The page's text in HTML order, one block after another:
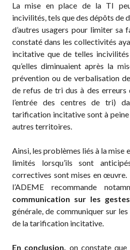
La mise en place de la TI
incivilités, tels que des dépôts de
d’autres usagers pour limiter sa
constaté dans les collectivités
incitative que de telles
qu’elles diminuaient après la
prévention ou de verbalisation
de refus de tri dus à des
l’entrée des centres de tri)
tarification incitative sont à peine
autres territoires.
Ainsi, les problèmes liés à la mise
limités lorsqu’ils sont
correctives sont mises en œuvre.
l’ADEME recommande
communication sur les
générale, de communiquer sur
de la tarification incitative.
En conclusion, on constate